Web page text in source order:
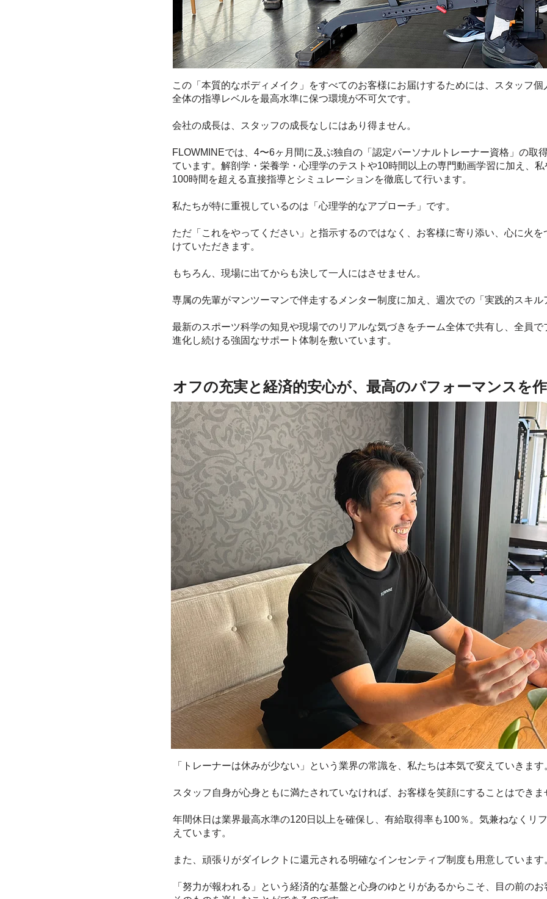
この「本質的なボディメイク」をすべてのお客様にお届けするためには、スタッフ
全体の指導レベルを最高水準に保つ環境が不可欠です。
会社の成長は、スタッフの成長なしにはあり得ません。
FLOWMINEでは、4〜6ヶ月間に及ぶ独自の「認定パーソナルトレーナー資格」の取
ています。解剖学・栄養学・心理学のテストや10時間以上の専門動画学習に加え、
100時間を超える直接指導とシミュレーションを徹底して行います。
私たちが特に重視しているのは「心理学的なアプローチ」です。
ただ「これをやってください」と指示するのではなく、お客様に寄り添い、心に火
けていただきます。
もちろん、現場に出てからも決して一人にはさせません。
専属の先輩がマンツーマンで伴走するメンター制度に加え、週次での「実践的スキ
最新のスポーツ科学の知見や現場でのリアルな気づきをチーム全体で共有し、全員
進化し続ける強固なサポート体制を敷いています。
オフの充実と経済的安心が、最高のパフォーマンスを
「トレーナーは休みが少ない」という業界の常識を、私たちは本気で変えていきます
スタッフ自身が心身ともに満たされていなければ、お客様を笑顔にすることはできま
年間休日は業界最高水準の120日以上を確保し、有給取得率も100％。気兼ねなくリ
えています。
また、頑張りがダイレクトに還元される明確なインセンティブ制度も用意しています
「努力が報われる」という経済的な基盤と心身のゆとりがあるからこそ、目の前の